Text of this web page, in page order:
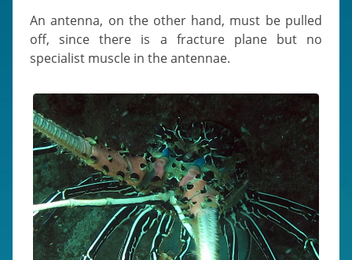
An antenna, on the other hand, must be pulled
off, since there is a fracture plane but no
specialist muscle in the antennae.